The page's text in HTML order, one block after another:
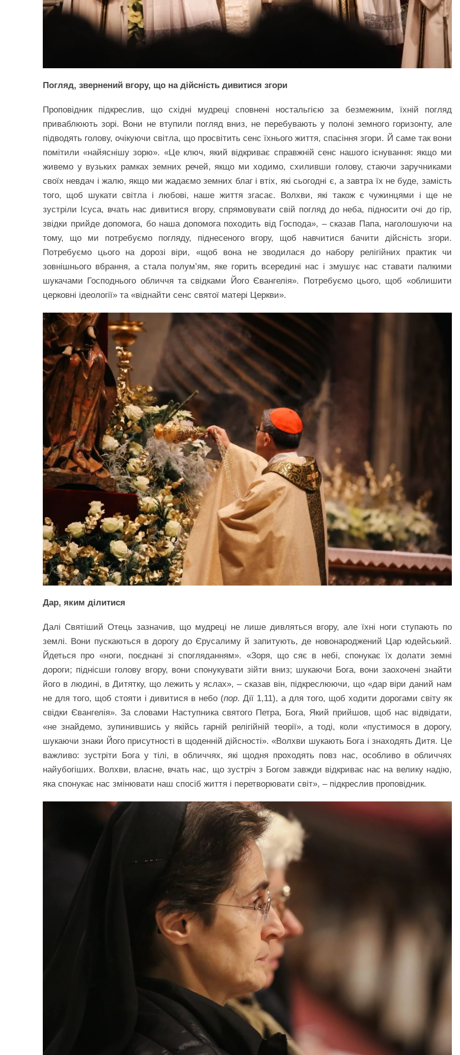
Погляд, звернений вгору, що на дійсність дивитися згори
Проповідник підкреслив, що східні мудреці сповнені ностальгією за безмежним, їхній погляд
приваблюють зорі. Вони не втупили погляд вниз, не перебувають у полоні земного горизонту, але
підводять голову, очікуючи світла, що просвітить сенс їхнього життя, спасіння згори. Й саме так вони
помітили «найяснішу зорю». «Це ключ, який відкриває справжній сенс нашого існування: якщо ми
живемо у вузьких рамках земних речей, якщо ми ходимо, схиливши голову, стаючи заручниками
своїх невдач і жалю, якщо ми жадаємо земних благ і втіх, які сьогодні є, а завтра їх не буде, замість
того, щоб шукати світла і любові, наше життя згасає. Волхви, які також є чужинцями і ще не
зустріли Ісуса, вчать нас дивитися вгору, спрямовувати свій погляд до неба, підносити очі до гір,
звідки прийде допомога, бо наша допомога походить від Господа», – сказав Папа, наголошуючи на
тому, що ми потребуємо погляду, піднесеного вгору, щоб навчитися бачити дійсність згори.
Потребуємо цього на дорозі віри, «щоб вона не зводилася до набору релігійних практик чи
зовнішнього вбрання, а стала полум’ям, яке горить всередині нас і змушує нас ставати палкими
шукачами Господнього обличчя та свідками Його Євангелія». Потребуємо цього, щоб «облишити
церковні ідеології» та «віднайти сенс святої матері Церкви».
Дар, яким ділитися
Далі Святіший Отець зазначив, що мудреці не лише дивляться вгору, але їхні ноги ступають по
землі. Вони пускаються в дорогу до Єрусалиму й запитують, де новонароджений Цар юдейський.
Йдеться про «ноги, поєднані зі спогляданням». «Зоря, що сяє в небі, спонукає їх долати земні
дороги; піднісши голову вгору, вони спонукувати зійти вниз; шукаючи Бога, вони заохочені знайти
його в людині, в Дитятку, що лежить у яслах», – сказав він, підкреслюючи, що «дар віри даний нам
не для того, щоб стояти і дивитися в небо (пор. Дії 1,11), а для того, щоб ходити дорогами світу як
свідки Євангелія». За словами Наступника святого Петра, Бога, Який прийшов, щоб нас відвідати,
«не знайдемо, зупинившись у якійсь гарній релігійній теорії», а тоді, коли «пустимося в дорогу,
шукаючи знаки Його присутності в щоденній дійсності». «Волхви шукають Бога і знаходять Дитя. Це
важливо: зустріти Бога у тілі, в обличчях, які щодня проходять повз нас, особливо в обличчях
найубогіших. Волхви, власне, вчать нас, що зустріч з Богом завжди відкриває нас на велику надію,
яка спонукає нас змінювати наш спосіб життя і перетворювати світ», – підкреслив проповідник.